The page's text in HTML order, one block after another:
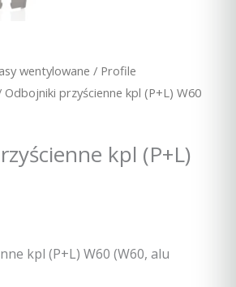
wentylowane / Profile
Odbojniki przyścienne kpl (P+L) W60
kpl (P+L)
kpl (P+L) W60 (W60, alu